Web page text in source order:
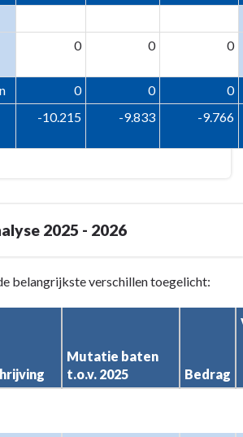
0 0 0
0 0
0
-10.215 -9.833 -9.766
2025 - 2026
belangrijkste verschillen toegelicht:
Mutatie baten
t.o.v. 2025
Bedrag